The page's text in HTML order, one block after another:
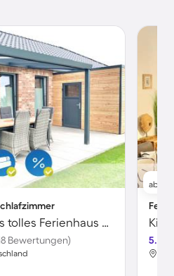
Familienfreundliches tolles Ferienhaus mit Terrasse, Garten und Grill | Flussblick | Haustiere erlaubt
Bewertungen)
ab
5.0